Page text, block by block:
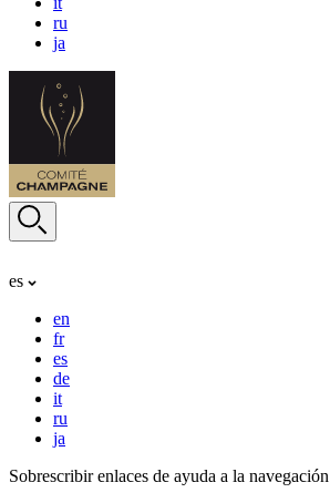
ru
ja
es
en
fr
es
de
it
ru
ja
Sobrescribir enlaces de ayuda a la navegación